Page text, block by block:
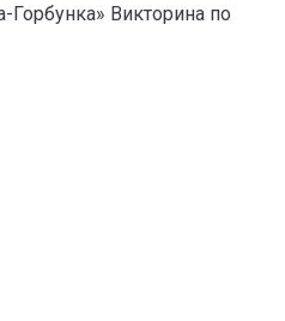
Викторина по